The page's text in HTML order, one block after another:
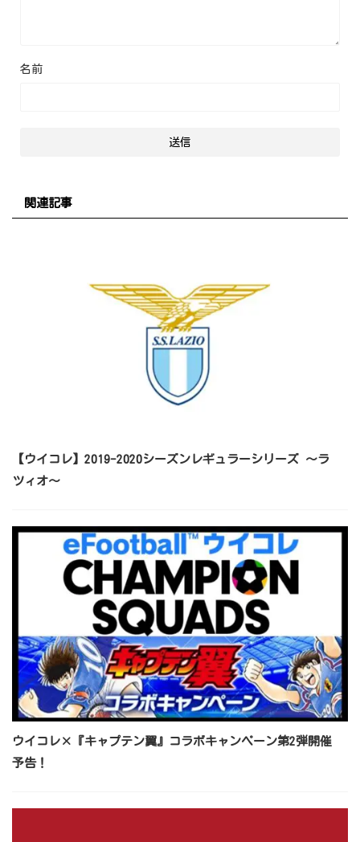
名前
関連記事
【ウイコレ】2019-2020シーズンレギュラーシリーズ ～ラ
ツィオ～
ウイコレ×『キャプテン翼』コラボキャンペーン第2弾開催
予告！